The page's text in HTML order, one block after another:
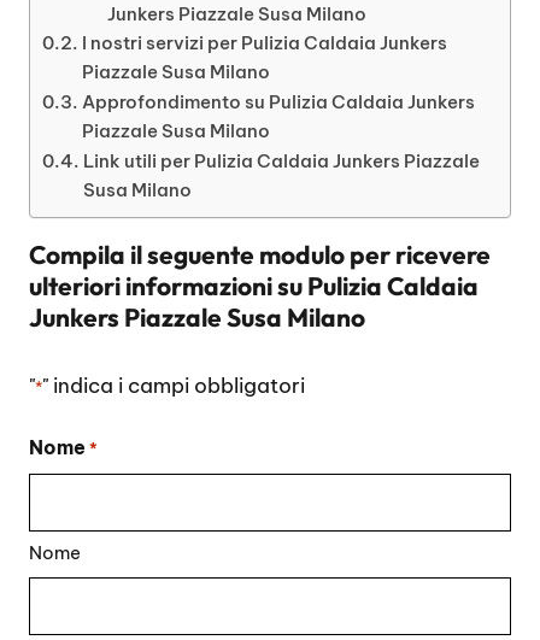
Junkers Piazzale Susa Milano
I nostri servizi per Pulizia Caldaia Junkers
Piazzale Susa Milano
Approfondimento su Pulizia Caldaia Junkers
Piazzale Susa Milano
Link utili per Pulizia Caldaia Junkers Piazzale
Susa Milano
Compila il seguente modulo per ricevere
ulteriori informazioni suPulizia Caldaia
Junkers Piazzale Susa Milano
"*" indica i campi obbligatori
Nome *
Nome